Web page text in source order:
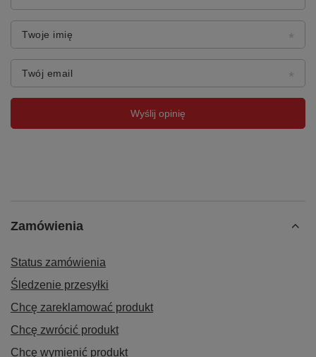
Twoje imię
Twój email
Wyślij opinię
Zamówienia
Status zamówienia
Śledzenie przesyłki
Chcę zareklamować produkt
Chcę zwrócić produkt
Chcę wymienić produkt